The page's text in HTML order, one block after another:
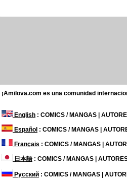
¡Amilova.com es una comunidad
English : COMICS / MANGAS |
Español : COMICS / MANGAS |
Français : COMICS / MANGAS |
日本語: COMICS / MANGAS |
Русский : COMICS / MANGAS |